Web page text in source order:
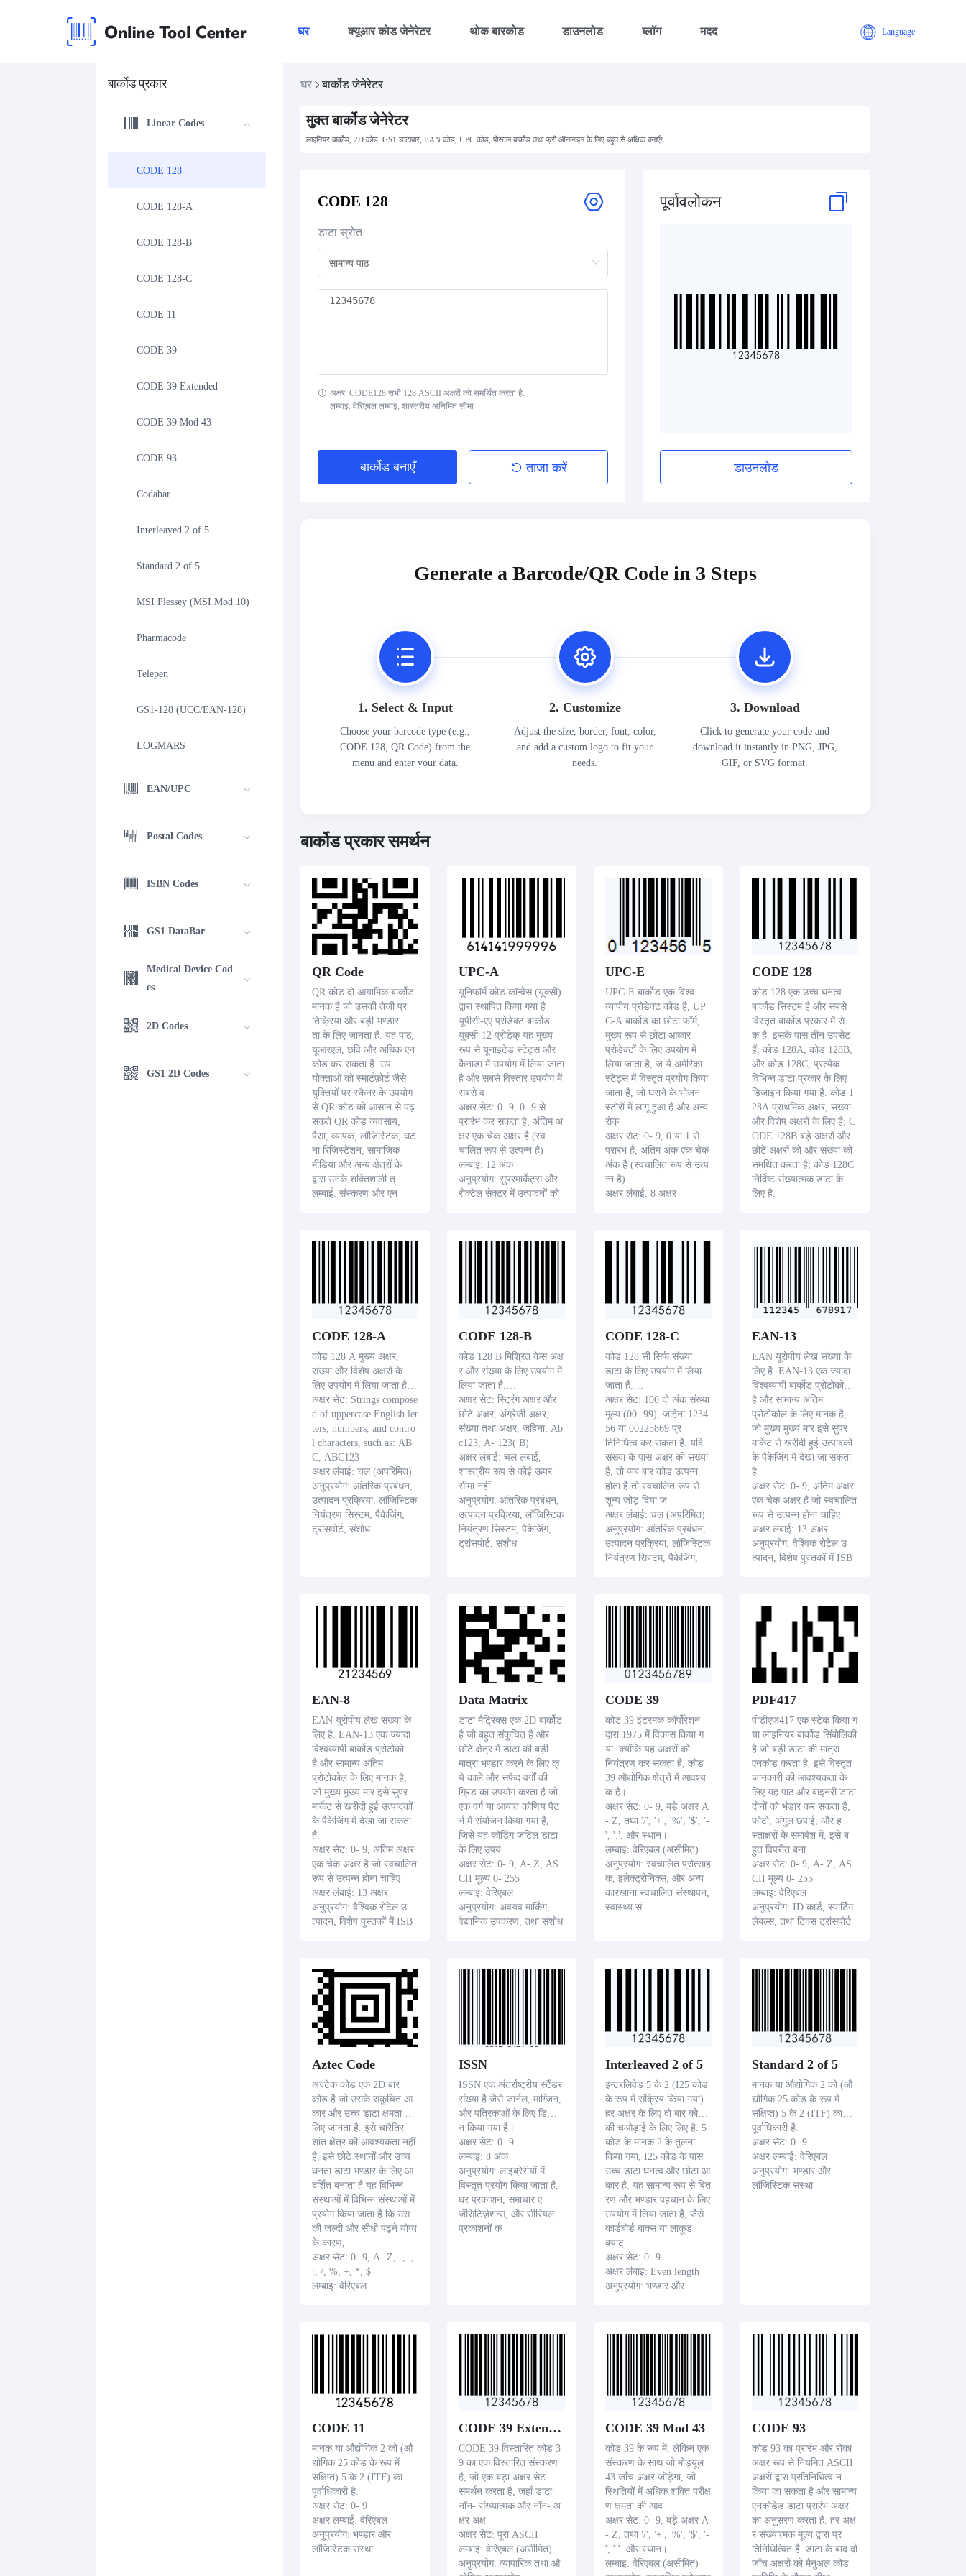
घर क्यूआर कोड जेनेरेटर थोक बारकोड डाउनलोड ब्लॉग मदद Language
बार्कोड प्रकार
Linear Codes
CODE 128
CODE 128-A
CODE 128-B
CODE 128-C
CODE 11
CODE 39
CODE 39 Extended
CODE 39 Mod 43
CODE 93
Codabar
Interleaved 2 of 5
Standard 2 of 5
MSI Plessey (MSI Mod 10)
Pharmacode
Telepen
GS1-128 (UCC/EAN-128)
LOGMARS
EAN/UPC
Postal Codes
ISBN Codes
GS1 DataBar
Medical Device Cod
es
2D Codes
GS1 2D Codes
घर बार्कोड जेनेरेटर
मुक्त बार्कोड जेनेरेटर
लाइनियर बार्कोड, 2D कोड, GS1 डाटाबार, EAN कोड, UPC कोड, पोस्टल बार्कोड तथा फ्री ऑनलाइन के लिए बहुत से अधिक बनाएँ!
CODE 128
डाटा स्रोत
अक्षर: CODE128 सभी 128 ASCII अक्षरों को समर्थित करता है.
लम्बाइ: वेरिएबल लम्बाइ, शास्त्रीय अनिमित सीमा
बार्कोड बनाएँ ताजा करें
पूर्वावलोकन
डाउनलोड
Generate a Barcode/QR Code in 3 Steps
1. Select & Input
Choose your barcode type (e.g.,
CODE 128, QR Code) from the
menu and enter your data.
2. Customize
Adjust the size, border, font, color,
and add a custom logo to fit your
needs.
3. Download
Click to generate your code and
download it instantly in PNG, JPG,
GIF, or SVG format.
बार्कोड प्रकार समर्थन
QR Code
QR कोड दो आयामिक बार्कोड
मानक है जो उसकी तेजी प्र
तिक्रिया और बड़ी भण्डार क्षम
ता के लिए जानता है. यह पाठ,
यूआरएल, छवि और अधिक एन
कोड कर सकता है. उप
योक्ताओं को स्मार्टफ़ोर्ट जैसे
युक्तियों पर स्कैनर के उपयोग
से QR कोड को आसान से पढ़
सकते QR कोड व्यवसाय,
पैसा, व्यापक, लॉजिस्टिक, घट
ना रिज़िस्टेशन, सामाजिक
मीडिया और अन्य क्षेत्रों के
द्वारा उनके शक्तिशाली त्
लम्बाई: संस्करण और एन
UPC-A
यूनिफॉर्म कोड कॉन्वेस (यूक्सी)
द्वारा स्थापित किया गया है
यूपीसी-एए प्रोडेक्ट बार्कोड
यूक्सी-12 प्रोडेक् यह मुख्य
रूप से यूनाइटेड स्टेट्स और
कैनाडा में उपयोग में लिया जाता
है और सबसे विस्तार उपयोग में
सबसे व
अक्षर सेट: 0- 9, 0- 9 से
प्रारंभ कर सकता है, अंतिम अ
क्षर एक चेक अक्षर है (स्व
चालित रूप से उत्पन्न है)
लम्बाइ: 12 अंक
अनुप्रयोग: सुपरमार्केट्स और
रोक्टेल सेक्टर में उत्पादनों को
UPC-E
UPC-E बार्कोड एक विश्व
व्यापीय प्रोडेक्ट कोड है, UP
C-A बार्कोड का छोटा फॉर्म,
मुख्य रूप से छोटा आकार
प्रोडेक्टों के लिए उपयोग में
लिया जाता है, ज ये अमेरिका
स्टेट्स में विस्तृत प्रयोग किया
जाता है, जो घराने के भोजन
स्टोरों में लागू हुआ है और अन्य
रोक्
अक्षर सेट: 0- 9, 0 या 1 से
प्रारंभ है, अंतिम अंक एक चेक
अंक है (स्वचालित रूप से उत्प
न्न है)
अक्षर लंबाई: 8 अक्षर
CODE 128
कोड 128 एक उच्च घनत्व
बार्कोड सिस्टम है और सबसे
विस्तृत बार्कोड प्रकार में से ए
क है. इसके पास तीन उपसेट
हैं: कोड 128A, कोड 128B,
और कोड 128C, प्रत्येक
विभिन्न डाटा प्रकार के लिए
डिजाइन किया गया है. कोड 1
28A प्राथमिक अक्षर, संख्या
और विशेष अक्षरों के लिए है; C
ODE 128B बड़े अक्षरों और
छोटे अक्षरों को और संख्या को
समर्थित करता है; कोड 128C
निर्दिष्ट संख्यात्मक डाटा के
लिए है.
CODE 128-A
कोड 128 A मुख्य अक्षर,
संख्या और विशेष अक्षरों के
लिए उपयोग में लिया जाता है.
अक्षर सेट: Strings compose
d of uppercase English let
ters, numbers, and contro
l characters, such as: AB
C, ABC123
अक्षर लंबाई: चल (अपरिमित)
अनुप्रयोग: आंतरिक प्रबंधन,
उत्पादन प्रक्रिया, लॉजिस्टिक
नियंत्रण सिस्टम, पैकेजिंग,
ट्रांसपोर्ट, संशोध
CODE 128-B
कोड 128 B मिश्रित केस अक्ष
र और संख्या के लिए उपयोग में
लिया जाता है.
अक्षर सेट: स्ट्रिंग अक्षर और
छोटे अक्षर, अंग्रेजी अक्षर,
संख्या तथा अक्षर, जहिना: Ab
c123, A- 123( B)
अक्षर लंबाई: चल लंबाई,
शास्त्रीय रूप से कोई ऊपर
सीमा नहीं.
अनुप्रयोग: आंतरिक प्रबंधन,
उत्पादन प्रक्रिया, लॉजिस्टिक
नियंत्रण सिस्टम, पैकेजिंग,
ट्रांसपोर्ट, संशोध
CODE 128-C
कोड 128 सी सिर्फ संख्या
डाटा के लिए उपयोग में लिया
जाता है.
अक्षर सेट: 100 दो अंक संख्या
मूल्य (00- 99), जहिना 1234
56 या 00225869 प्र
तिनिधित्व कर सकता है. यदि
संख्या के पास अक्षर की संख्या
है, तो जब बार कोड उत्पन्न
होता है तो स्वचालित रूप से
शून्य जोड़ दिया ज
अक्षर लंबाई: चल (अपरिमित)
अनुप्रयोग: आंतरिक प्रबंधन,
उत्पादन प्रक्रिया, लॉजिस्टिक
नियंत्रण सिस्टम, पैकेजिंग,
EAN-13
EAN यूरोपीय लेख संख्या के
लिए है. EAN-13 एक ज्यादा
विश्वव्यापी बार्कोड प्रोटोकोल
है और सामान्य अंतिम
प्रोटोकोल के लिए मानक है,
जो मुख्य मुख्य मार इसे सुपर
मार्केट से खरीदी हुई उत्पादकों
के पैकेजिंग में देखा जा सकता
है.
अक्षर सेट: 0- 9, अंतिम अक्षर
एक चेक अक्षर है जो स्वचालित
रूप से उत्पन्न होना चाहिए
अक्षर लंबाई: 13 अक्षर
अनुप्रयोग: वैश्विक रोटेल उ
त्पादन, विशेष पुस्तकों में ISB
EAN-8
EAN यूरोपीय लेख संख्या के
लिए है. EAN-13 एक ज्यादा
विश्वव्यापी बार्कोड प्रोटोकोल
है और सामान्य अंतिम
प्रोटोकोल के लिए मानक है,
जो मुख्य मुख्य मार इसे सुपर
मार्केट से खरीदी हुई उत्पादकों
के पैकेजिंग में देखा जा सकता
है.
अक्षर सेट: 0- 9, अंतिम अक्षर
एक चेक अक्षर है जो स्वचालित
रूप से उत्पन्न होना चाहिए
अक्षर लंबाई: 13 अक्षर
अनुप्रयोग: वैश्विक रोटेल उ
त्पादन, विशेष पुस्तकों में ISB
Data Matrix
डाटा मैट्रिक्स एक 2D बार्कोड
है जो बहुत संकुचित है और
छोटे क्षेत्र में डाटा की बड़ी
मात्रा भण्डार करने के लिए क्
ये काले और सफेद वर्गों की
ग्रिड का उपयोग करता है जो
एक वर्ग या आयात कोणिय पैट
र्न में संयोजन किया गया है,
जिसे यह कोडिंग जटिल डाटा
के लिए उपय
अक्षर सेट: 0- 9, A- Z, AS
CII मूल्य 0- 255
लम्बाइ: वेरिएबल
अनुप्रयोग: अवयव मार्किंग,
वैद्यानिक उपकरण, तथा संशोध
CODE 39
कोड 39 इंटरमक कॉर्पोरेशन
द्वारा 1975 में विकास किया ग
या. क्योंकि यह अक्षरों को
नियंत्रण कर सकता है, कोड
39 औद्योगिक क्षेत्रों में आवश्य
क है।
अक्षर सेट: 0- 9, बड़े अक्षर A
- Z, तथा '/', '+', '%', '$', '-
', '.'. और स्थान।
लम्बाइ: वेरिएबल (असीमित)
अनुप्रयोग: स्वचालित प्रोत्साह
क, इलेक्ट्रोनिक्स, और अन्य
कारखाना स्वचालित संस्थापन,
स्वास्थ्य सं
PDF417
पीडीएफ417 एक स्टेक किया ग
या लाइनियर बार्कोड सिंबोलिकी
है जो बड़ी डाटा की मात्रा को
एनकोड करता है, इसे विस्तृत
जानकारी की आवश्यकता के
लिए यह पाठ और बाइनरी डाटा
दोनों को भंडार कर सकता है,
फोटो, अंगुल छपाई, और ह
स्ताक्षरों के समावेश में, इसे ब
हुत विपरीत बना
अक्षर सेट: 0- 9, A- Z, AS
CII मूल्य 0- 255
लम्बाइ: वेरिएबल
अनुप्रयोग: ID कार्ड, स्पार्टिंग
लेबल्स, तथा टिक्स ट्रांसपोर्ट
Aztec Code
अज्टेक कोड एक 2D बार
कोड है जो उसके संकुचित आ
कार और उच्च डाटा क्षमता के
लिए जानता है. इसे चारैतिर
शांत क्षेत्र की आवश्यकता नहीं
है, इसे छोटे स्थानों और उच्च
घनता डाटा भण्डार के लिए आ
दर्शित बनाता है यह विभिन्न
संस्थाओं में विभिन्न संस्थाओं में
प्रयोग किया जाता है कि उस
की जल्दी और सीधी पढ़ने योग्य
के कारण,
अक्षर सेट: 0- 9, A- Z, -, .,
:, /, %, +, *, $
लम्बाइ: वेरिएबल
ISSN
ISSN एक अंतर्राष्ट्रीय स्टैंडर
संख्या है जैसे जार्नल, माग्जिन,
और पत्रिकाओं के लिए डिजाइ
न किया गया है।
अक्षर सेट: 0- 9
लम्बाइ: 8 अंक
अनुप्रयोग: लाइब्रेरीयों में
विस्तृत प्रयोग किया जाता है,
घर प्रकाशन, समाचार ए
जेंसिटिज़ेशन्स, और सीरियल
प्रकाशनों क
Interleaved 2 of 5
इन्टरलिवेड 5 के 2 (I25 कोड
के रूप में संक्रिय किया गया)
हर अक्षर के लिए दो बार कोड
की चओड़ाई के लिए लिए है. 5
कोड के मानक 2 के तुलना
किया गया, I25 कोड के पास
उच्च डाटा घनत्व और छोटा आ
कार है. यह सामान्य रूप से वित
रण और भण्डार पहचान के लिए
उपयोग में लिया जाता है, जैसे
कार्डबोर्ड बाक्स या लाकूड
क्याट्
अक्षर सेट: 0- 9
अक्षर लंबाइ: Even length
अनुप्रयोग: भण्डार और
Standard 2 of 5
मानक या औद्योगिक 2 को (औ
द्योगिक 25 कोड के रूप में
संक्षिप्त) 5 के 2 (ITF) का
पूर्वाधिकारी है.
अक्षर सेट: 0- 9
अक्षर लम्बाई: वेरिएबल
अनुप्रयोग: भण्डार और
लॉजिस्टिक संस्था
CODE 11
मानक या औद्योगिक 2 को (औ
द्योगिक 25 कोड के रूप में
संक्षिप्त) 5 के 2 (ITF) का
पूर्वाधिकारी है.
अक्षर सेट: 0- 9
अक्षर लम्बाई: वेरिएबल
अनुप्रयोग: भण्डार और
लॉजिस्टिक संस्था
CODE 39 Extended
CODE 39 विस्तारित कोड 3
9 का एक विस्तारित संस्करण
है, जो एक बड़ा अक्षर सेट को
समर्थन करता है, जहाँ डाटा
नॉन- संख्यात्मक और नॉन- अ
क्षर अक्ष
अक्षर सेट: पूरा ASCII
लम्बाइ: वेरिएबल (असीमित)
अनुप्रयोग: व्यापारिक तथा औ
CODE 39 Mod 43
कोड 39 के रूप में, लेकिन एक
संस्करण के साथ जो मोड्यूल
43 जाँच अक्षर जोड़ेगा, जो
स्थितियों में अधिक शक्ति परीक्ष
ण क्षमता की आव
अक्षर सेट: 0- 9, बड़े अक्षर A
- Z, तथा '/', '+', '%', '$', '-
', '.'. और स्थान।
लम्बाइ: वेरिएबल (असीमित)
CODE 93
कोड 93 का प्रारंभ और रोका
अक्षर रूप से नियमित ASCII
अक्षरों द्वारा प्रतिनिधित्व नहीं
किया जा सकता है और सामान्य
एनकोडेड डाटा प्रारंभ अक्षर
का अनुसरण करता है. हर अक्ष
र संख्यात्मक मूल्य द्वारा प्र
तिनिधित्वित है. डाटा के बाद दो
जाँच अक्षरों को मैनुअल कोड